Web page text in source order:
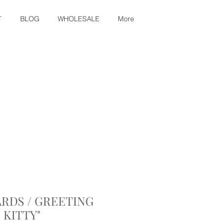
BLOG WHOLESALE More
/ GREETING
KITTY"